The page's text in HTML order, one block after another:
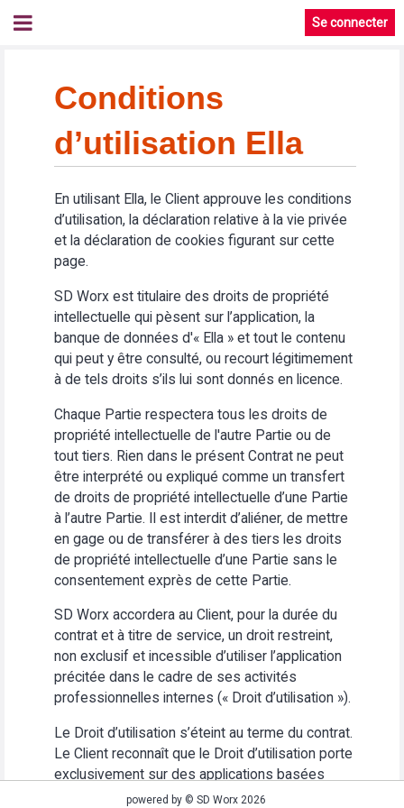
Se connecter
Conditions
d’utilisation Ella
En utilisant Ella, le Client approuve les conditions
d’utilisation, la déclaration relative à la vie privée
et la déclaration de cookies figurant sur cette
page.
SD Worx est titulaire des droits de propriété
intellectuelle qui pèsent sur l’application, la
banque de données d'« Ella » et tout le contenu
qui peut y être consulté, ou recourt légitimement
à de tels droits s’ils lui sont donnés en licence.
Chaque Partie respectera tous les droits de
propriété intellectuelle de l'autre Partie ou de
tout tiers. Rien dans le présent Contrat ne peut
être interprété ou expliqué comme un transfert
de droits de propriété intellectuelle d’une Partie
à l’autre Partie. Il est interdit d’aliéner, de mettre
en gage ou de transférer à des tiers les droits
de propriété intellectuelle d’une Partie sans le
consentement exprès de cette Partie.
SD Worx accordera au Client, pour la durée du
contrat et à titre de service, un droit restreint,
non exclusif et incessible d’utiliser l’application
précitée dans le cadre de ses activités
professionnelles internes (« Droit d’utilisation »).
Le Droit d’utilisation s’éteint au terme du contrat.
Le Client reconnaît que le Droit d’utilisation porte
exclusivement sur des applications basées
Web. Le Client s’abstiendra (i) d’utiliser
powered by © SD Worx 2026